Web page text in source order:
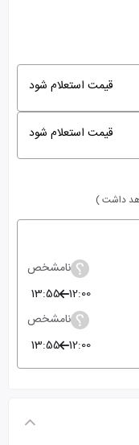
قیمت استعلام شود
قیمت استعلام شود
داشت )
نامشخص
12:00
13:55
نامشخص
12:00
13:55